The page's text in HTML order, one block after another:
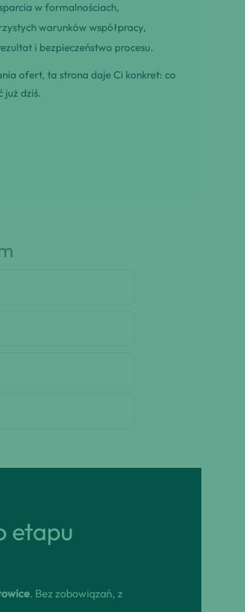
w formalnościach,
warunków współpracy,
i bezpieczeństwo procesu.
ofert, ta strona daje Ci konkret: co
już dziś.
etapu
. Bez zobowiązań, z